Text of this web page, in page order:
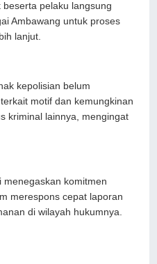
beserta pelaku langsung
Ambawang untuk proses
lanjut.
kepolisian belum
motif dan kemungkinan
kriminal lainnya, mengingat
menegaskan komitmen
merespons cepat laporan
di wilayah hukumnya.